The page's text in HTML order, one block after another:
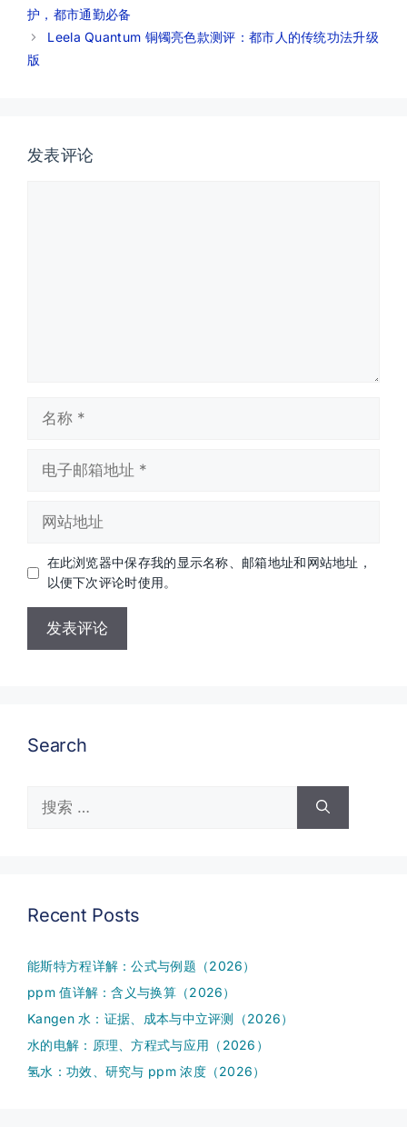
护，都市通勤必备
Leela Quantum 铜镯亮色款测评：都市人的传统功法升级
版
发表评论
址 在此浏览器中保存我的显示名称、邮箱地址和网站地址，
以便下次评论时使用。
Search
索：
Recent Posts
能斯特方程详解：公式与例题（2026）
ppm 值详解：含义与换算（2026）
Kangen 水：证据、成本与中立评测（2026）
水的电解：原理、方程式与应用（2026）
氢水：功效、研究与 ppm 浓度（2026）